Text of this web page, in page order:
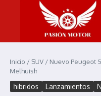
Saltar al contenido
Inicio / SUV / Nuevo Peugeot
Melhuish
hibridos Lanzamientos